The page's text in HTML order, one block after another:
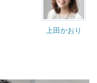
上田かおり